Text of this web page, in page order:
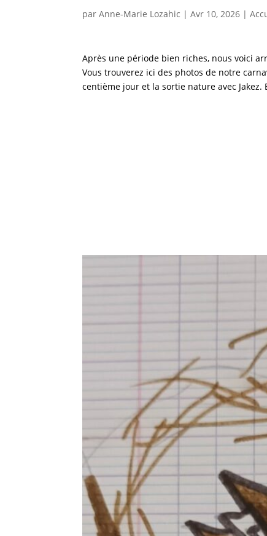
parAnne-Marie Lozahic |Avr 10, 2026 |
Après une période bien riches, nous voici
Vous trouverez ici des photos de notre
centième jour et la sortie nature avec Jakez.